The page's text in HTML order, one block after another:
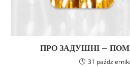
ПРО ЗАДУШНІ –
31